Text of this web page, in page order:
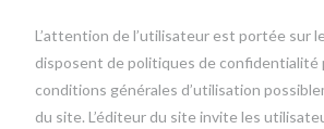
L’attention de l’utilisateur est portée sur
disposent de politiques de confidentialité
conditions générales d’utilisation
du site. L’éditeur du site invite les